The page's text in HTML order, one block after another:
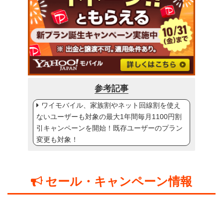
参考記事
ワイモバイル、家族割やネット回線割を使え
ないユーザーも対象の最大1年間毎月1100円割
引キャンペーンを開始！既存ユーザーのプラン
変更も対象！
セール・キャンペーン情報